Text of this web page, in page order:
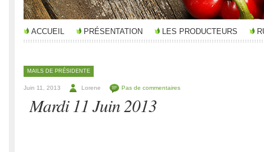
ACCUEIL PRÉSENTATION LES PRODUCTEURS
MAILS DE PRÉSIDENTE
Juin 11, 2013 Lorene Pas de commentaires
Mardi 11 Juin 2013